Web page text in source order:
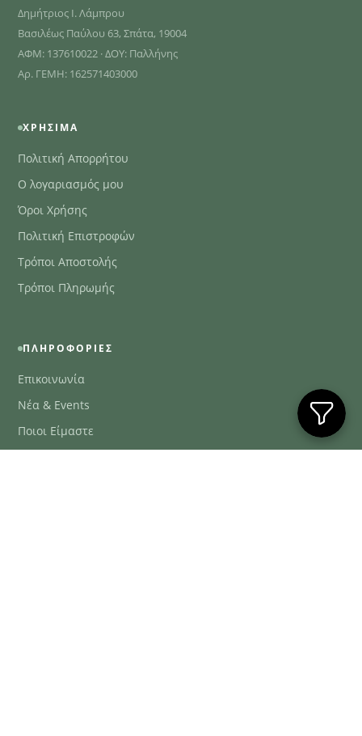
Δημήτριος Ι. Λάμπρου
Βασιλέως Παύλου 63, Σπάτα, 19004
ΑΦΜ: 137610022 · ΔΟΥ: Παλλήνης
Αρ. ΓΕΜΗ: 162571403000
ΧΡΉΣΙΜΑ
Πολιτική Απορρήτου
Ο λογαριασμός μου
Όροι Χρήσης
Πολιτική Επιστροφών
Τρόποι Αποστολής
Τρόποι Πληρωμής
ΠΛΗΡΟΦΟΡΊΕΣ
Επικοινωνία
Νέα & Events
Ποιοι Είμαστε